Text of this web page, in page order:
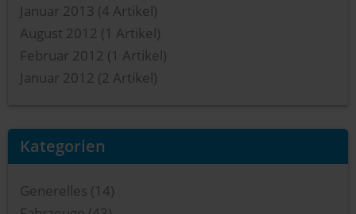
Januar 2013 (4 Artikel)
August 2012 (1 Artikel)
Februar 2012 (1 Artikel)
Januar 2012 (2 Artikel)
Kategorien
Generelles (14)